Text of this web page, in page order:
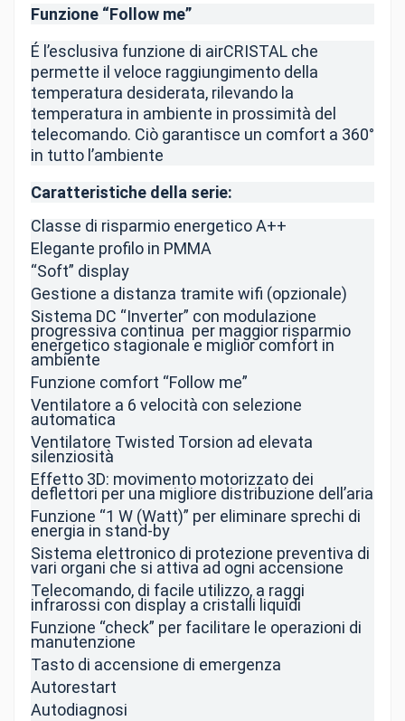
Funzione “Follow me”
É l’esclusiva funzione di airCRISTAL che
permette il veloce raggiungimento della
temperatura desiderata, rilevando la
temperatura in ambiente in prossimità del
telecomando. Ciò garantisce un comfort a 360°
in tutto l’ambiente
Caratteristiche della serie:
Classe di risparmio energetico A++
Elegante profilo in PMMA
“Soft” display
Gestione a distanza tramite wifi (opzionale)
Sistema DC “Inverter” con modulazione
progressiva continua per maggior risparmio
energetico stagionale e miglior comfort in
ambiente
Funzione comfort “Follow me”
Ventilatore a 6 velocità con selezione
automatica
Ventilatore Twisted Torsion ad elevata
silenziosità
Effetto 3D: movimento motorizzato dei
deflettori per una migliore distribuzione dell’aria
Funzione “1 W (Watt)” per eliminare sprechi di
energia in stand-by
Sistema elettronico di protezione preventiva di
vari organi che si attiva ad ogni accensione
Telecomando, di facile utilizzo, a raggi
infrarossi con display a cristalli liquidi
Funzione “check” per facilitare le operazioni di
manutenzione
Tasto di accensione di emergenza
Autorestart
Autodiagnosi